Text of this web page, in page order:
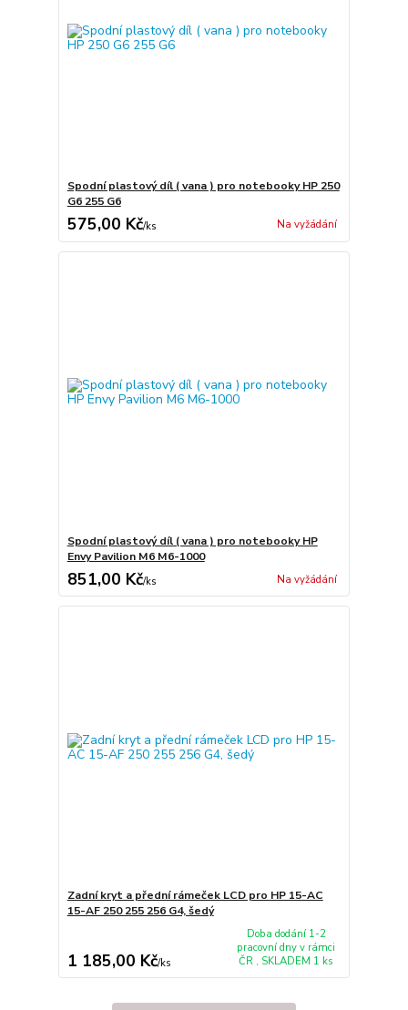
Spodní plastový díl ( vana ) pro notebooky HP 250
G6 255 G6
575,00 Kč/ks Na vyžádání
Spodní plastový díl ( vana ) pro notebooky HP
Envy Pavilion M6 M6-1000
851,00 Kč/ks Na vyžádání
Zadní kryt a přední rámeček LCD pro HP 15-AC
15-AF 250 255 256 G4, šedý
1 185,00 Kč/ks
Doba dodání 1-2
pracovní dny v rámci
ČR , SKLADEM 1 ks